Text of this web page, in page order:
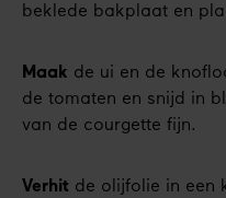
beklede bakplaat en
Maak de ui en de
de tomaten en snijd in
van de courgette fijn.
Verhit de olijfolie in een